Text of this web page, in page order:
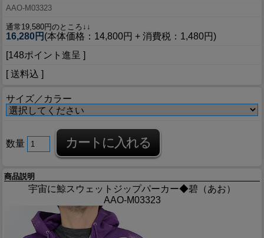
AAO-M03323
通常19,580円のところ↓↓
16,280円 (本体価格：14,800円 + 消費税：1,480円)
[148ポイント進呈 ]
[ 送料込 ]
サイズ／カラー
数量
商品説明
宇宙に鯨スウェットジップパーカー◆碧（あお）
AAO-M03323